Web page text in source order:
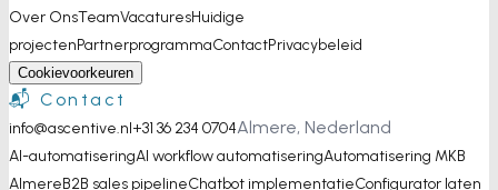
Over OnsTeamVacaturesHuidige
projectenPartnerprogrammaContactPrivacybeleid
Cookievoorkeuren
📬 Contact
info@ascentive.nl+31 36 234 0704Almere, Nederland
AI-automatiseringAI workflow automatiseringAutomatisering MKB
AlmereB2B sales pipelineChatbot implementatieConfigurator laten